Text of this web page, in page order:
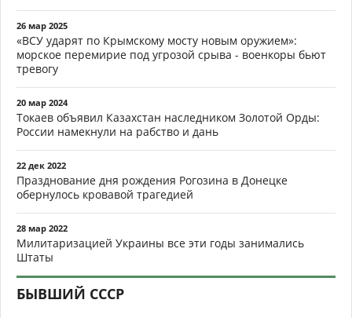
26 мар 2025
«ВСУ ударят по Крымскому мосту новым оружием»:
морское перемирие под угрозой срыва - военкоры бьют
тревогу
20 мар 2024
Токаев объявил Казахстан наследником Золотой Орды:
России намекнули на рабство и дань
22 дек 2022
Празднование дня рождения Рогозина в Донецке
обернулось кровавой трагедией
28 мар 2022
Милитаризацией Украины все эти годы занимались
Штаты
БЫВШИЙ СССР